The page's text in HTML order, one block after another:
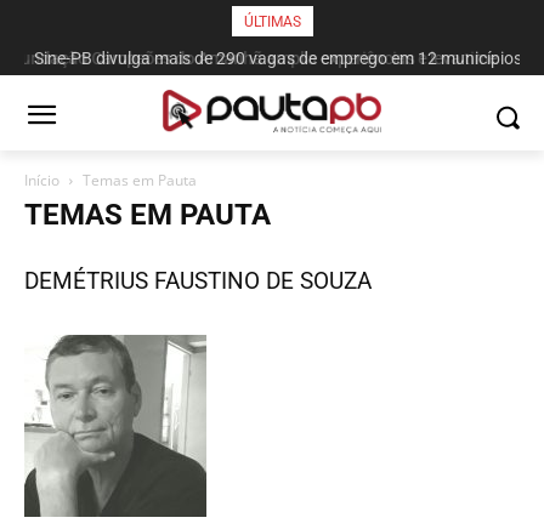
ÚLTIMAS
Fundação Campeões do Amanhã amplia experiências e leva time
sub-14 de futebol para amistoso em Natal
Sine-PB divulga mais de 290 vagas de emprego em 12 municípios
paraibanos
Início Temas em Pauta
TEMAS EM PAUTA
DEMÉTRIUS FAUSTINO DE SOUZA